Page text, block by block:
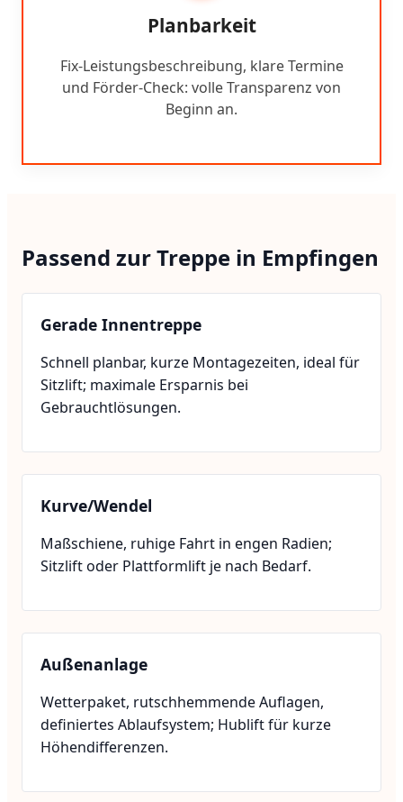
Planbarkeit
Fix-Leistungsbeschreibung, klare Termine
und Förder-Check: volle Transparenz von
Beginn an.
Passend zur Treppe in Empfingen
Gerade Innentreppe
Schnell planbar, kurze Montagezeiten, ideal für
Sitzlift; maximale Ersparnis bei
Gebrauchtlösungen.
Kurve/Wendel
Maßschiene, ruhige Fahrt in engen Radien;
Sitzlift oder Plattformlift je nach Bedarf.
Außenanlage
Wetterpaket, rutschhemmende Auflagen,
definiertes Ablaufsystem; Hublift für kurze
Höhendifferenzen.